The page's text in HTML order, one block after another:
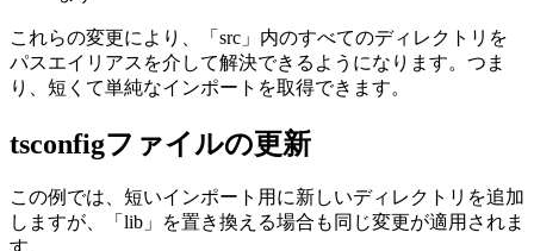
svelte-configもパスエイリアスを知っている必要があり
ます
これらの変更により、「src」内のすべてのディレクトリを
パスエイリアスを介して解決できるようになります。つま
り、短くて単純なインポートを取得できます。
tsconfigファイルの更新